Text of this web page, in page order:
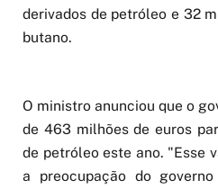
derivados de petróleo e 32
butano.
O ministro anunciou que o
de 463 milhões de euros
de petróleo este ano. "Esse
a preocupação do